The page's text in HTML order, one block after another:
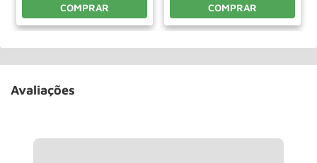
COMPRAR COMPRAR
Avaliações